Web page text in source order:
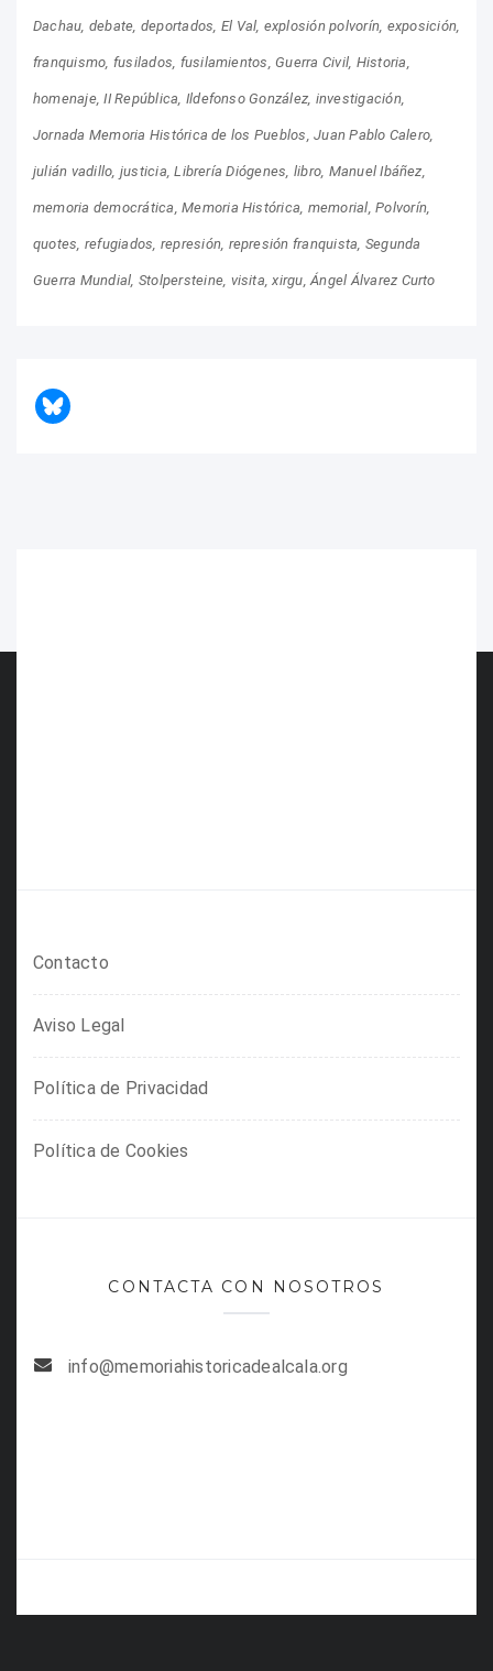
Dachau debate deportados El Val explosión polvorín exposición
franquismo fusilados fusilamientos Guerra Civil Historia
homenaje II República Ildefonso González investigación
Jornada Memoria Histórica de los Pueblos Juan Pablo Calero
julián vadillo justicia Librería Diógenes libro Manuel Ibáñez
memoria democrática Memoria Histórica memorial Polvorín
quotes refugiados represión represión franquista Segunda
Guerra Mundial Stolpersteine visita xirgu Ángel Álvarez Curto
Contacto
Aviso Legal
Política de Privacidad
Política de Cookies
CONTACTA CON NOSOTROS
info@memoriahistoricadealcala.org